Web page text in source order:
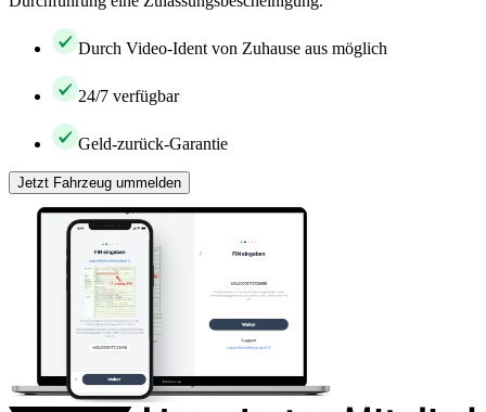
Durch Video-Ident von Zuhause aus möglich
24/7 verfügbar
Geld-zurück-Garantie
Jetzt Fahrzeug ummelden